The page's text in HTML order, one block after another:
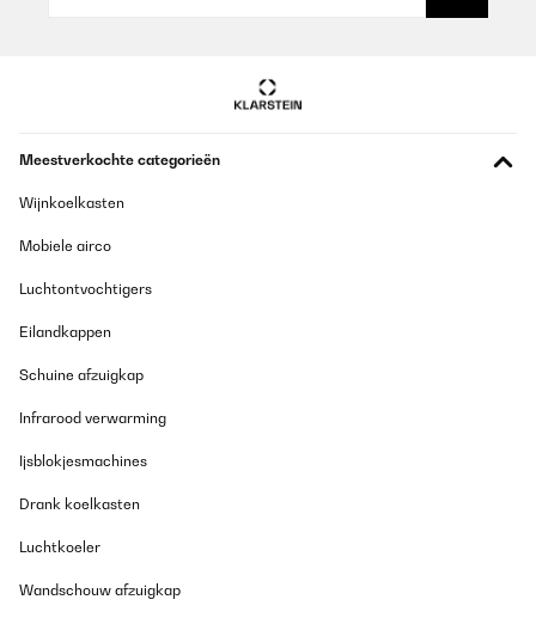
12/03/2024
Macht was es soll.
Vertaal
Comparando con otros esta genial. He visto en varios en
calidad.
Usuario/a de amazon
Meestverkochte categorieën
Wijnkoelkasten
Mobiele airco
Luchtontvochtigers
Eilandkappen
Schuine afzuigkap
Infrarood verwarming
Ijsblokjesmachines
Drank koelkasten
Luchtkoeler
Wandschouw afzuigkap